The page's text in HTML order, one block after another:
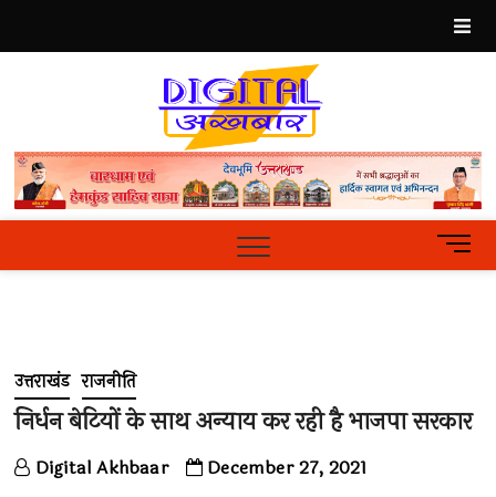
content
Hindi
News
PortalM
e
t
o
उत्तराखंड राजनीति
निर्धन बेटियों के साथ अन्याय कर रही है भाजपा सरकार
Digital Akhbaar December 27, 2021